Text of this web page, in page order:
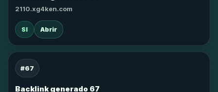
2110.xg4ken.com
SI Abrir
#67
Backlink generado 67